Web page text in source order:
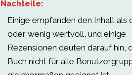
Nachteile:
Einige empfanden den Inhalt als
oder wenig wertvoll, und einige
Rezensionen deuten darauf hin,
Buch nicht für alle